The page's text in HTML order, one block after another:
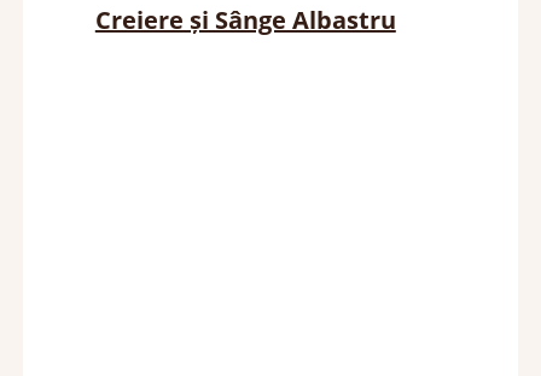
Creiere și Sânge Albastru